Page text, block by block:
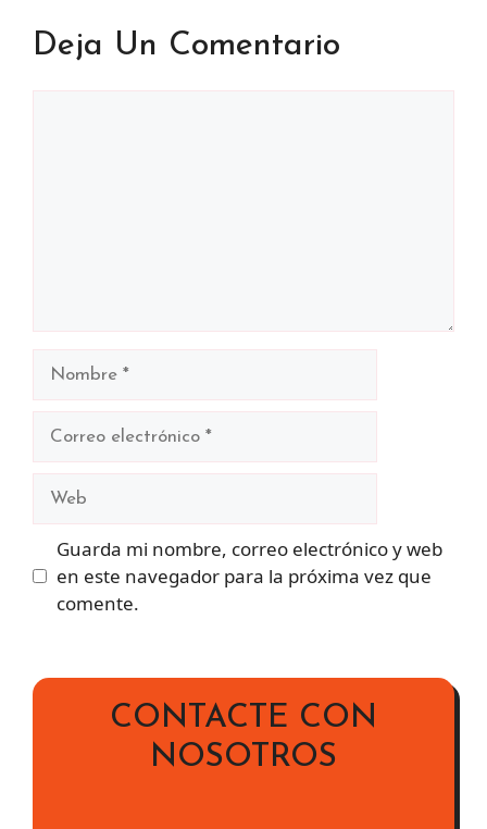
Deja Un Comentario
Nombre
Correo
Web
Guarda mi nombre, correo electrónico y web
en este navegador para la próxima vez que
comente.